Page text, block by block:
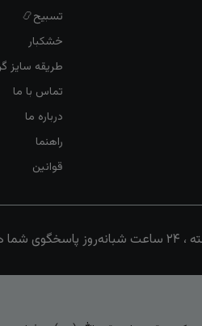
تسبیح📿
خشکبار
طریقه سایز
تماس با ما
درباره ما
راهنما
قوانین
هستیم